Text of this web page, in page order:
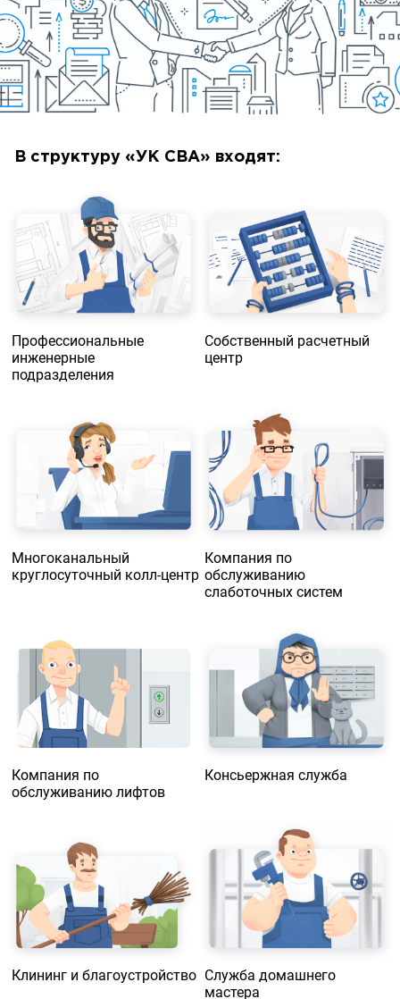
В структуру «УК СВА» входят:
Профессиональные
инженерные
подразделения
Собственный расчетный
центр
Многоканальный
круглосуточный колл-центр
Компания по
обслуживанию
слаботочных систем
Компания по
обслуживанию лифтов
Консьержная служба
Клининг и благоустройство Служба домашнего
мастера